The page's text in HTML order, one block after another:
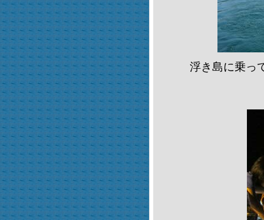
浮き島に乗っ